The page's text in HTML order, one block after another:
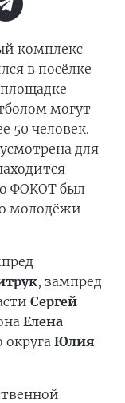
комплекс
в посёлке
могут
50 человек.
для
ФОКОТ был
молодёжи
, зампред
Сергей
Елена
округа Юлия